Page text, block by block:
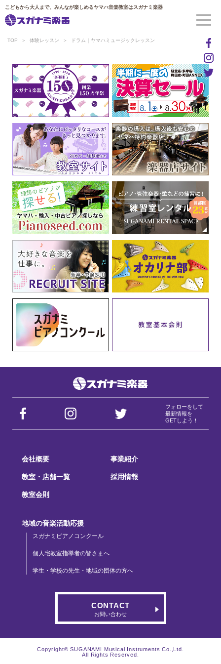
こどもから大人まで、みんなが楽しめるヤマハ音楽教室はスガナミ楽器
TOP 体験レッスン ドラム｜ヤマハミュージックレッスン
フォローをして
最新情報を
GETしよう！
会社概要 事業紹介
教室・店舗一覧 採用情報
教室会則
地域の音楽活動応援
スガナミピアノコンクール
個人宅教室指導者の皆さまへ
学生・学校の先生・地域の団体の方へ
CONTACT
お問い合わせ
Copyright© SUGANAMI Musical Instruments Co.,Ltd.
All Rights Reserved.